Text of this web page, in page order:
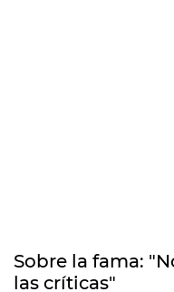
Sobre la fama:
las críticas"